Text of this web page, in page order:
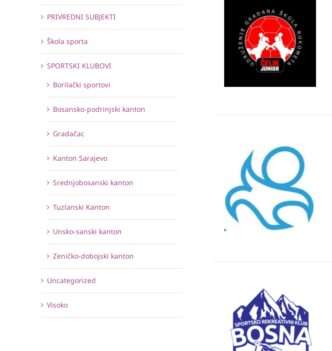
PRIVREDNI SUBJEKTI
Škola sporta
SPORTSKI KLUBOVI
Borilački sportovi
Bosansko-podrinjski kanton
Gradačac
Kanton Sarajevo
Srednjobosanski kanton
Tuzlanski Kanton
Unsko-sanski kanton
Zeničko-dobojski kanton
Uncategorized
Visoko